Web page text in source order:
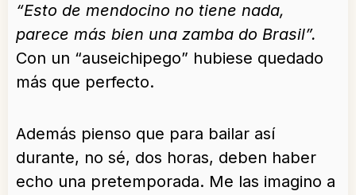
“Esto de mendocino no tiene nada,
parece más bien una zamba do Brasil”.
Con un “auseichipego” hubiese quedado
más que perfecto.
Además pienso que para bailar así
durante, no sé, dos horas, deben haber
echo una pretemporada. Me las imagino a